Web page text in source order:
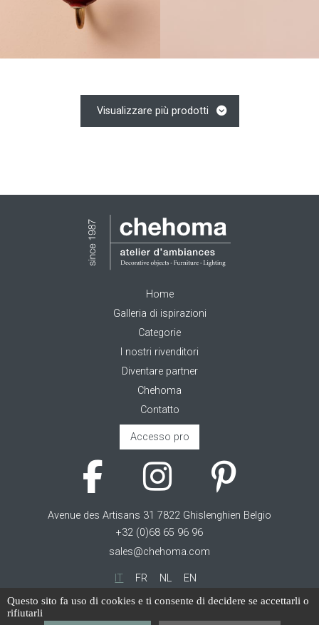
Visualizzare più prodotti
Home
Galleria di ispirazioni
Categorie
I nostri rivenditori
Diventare partner
Chehoma
Contatto
Accesso pro
Avenue des Artisans 31 7822 Ghislenghien Belgio
+32 (0)68 65 96 96
sales@chehoma.com
IT FR NL EN
Cookie management
Questo sito fa uso di cookies e ti consente di decidere se accettarli o
rifiutarli